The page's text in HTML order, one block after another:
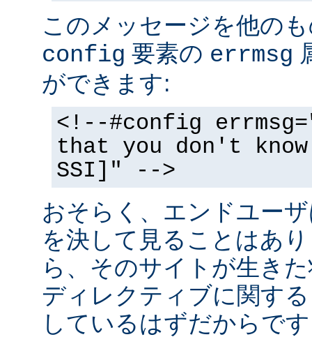
このメッセージを他の
config 要素の errmsg
ができます:
<!--#config
that you don't
SSI]" -->
おそらく、エンドユー
を決して見ることはあ
ら、そのサイトが生き
ディレクティブに関す
しているはずだからで